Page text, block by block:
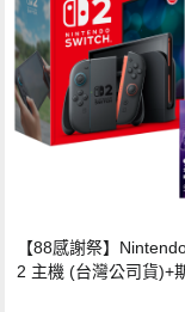
【88感謝祭】
2 主機 (台灣公司貨)+